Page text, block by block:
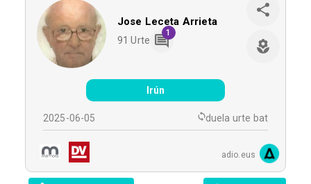
Jose Leceta Arrieta
91 Urte
1
Irún
2025-06-05 duela urte bat
adio.eus